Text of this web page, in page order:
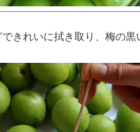
きれいに拭き取り、梅の黒